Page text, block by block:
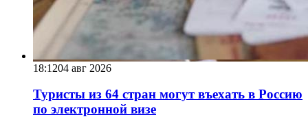
18:1204 авг 2026
Туристы из 64 стран могут въехать в Россию
по электронной визе